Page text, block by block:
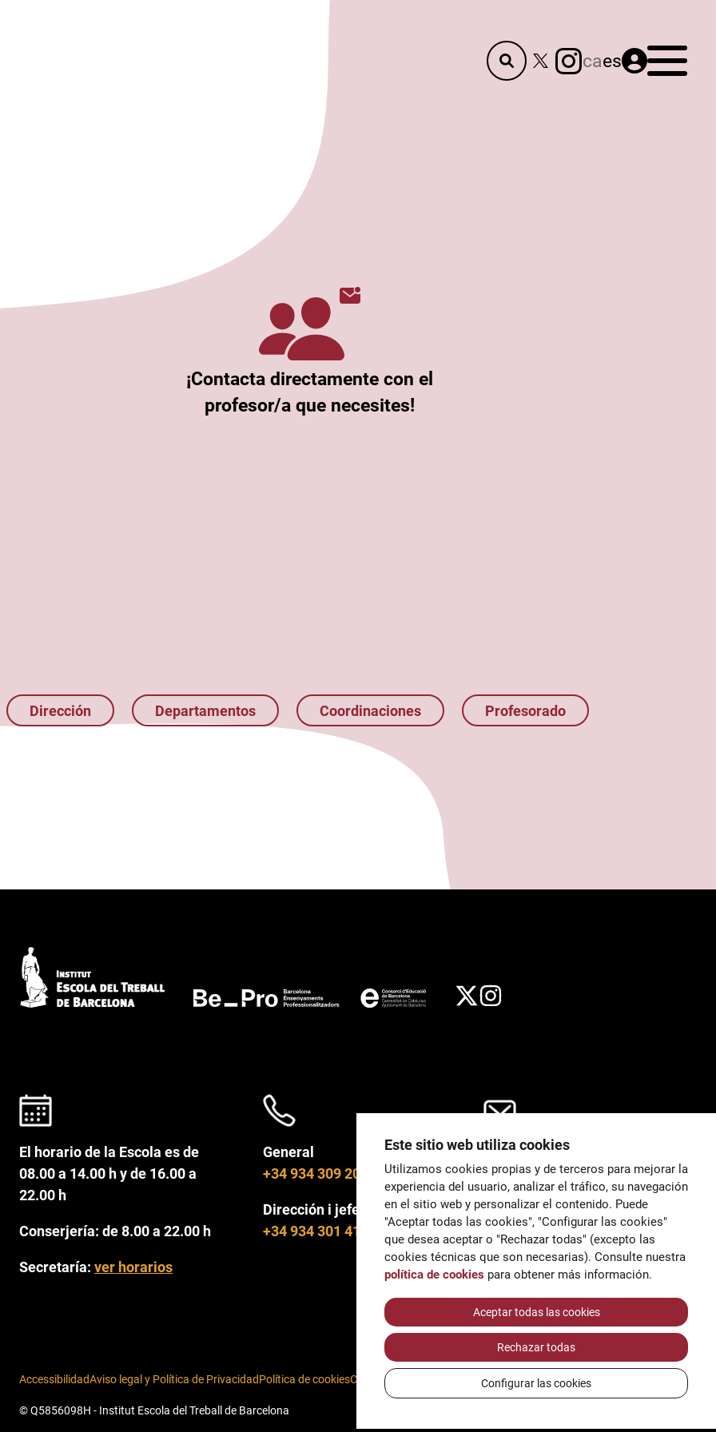
caes Menú
¡Contacta directamente con el
profesor/a que necesites!
Dirección Departamentos Coordinaciones Profesorado
El horario de la Escola es de
08.00 a 14.00 h y de 16.00 a
22.00 h
Conserjería: de 8.00 a 22.00 h
Secretaría: ver horarios
General
+34 934 309 200
Dirección i jefes de estudio
+34 934 301 415
General
correu@escoladeltreball.org
Información
informacio@escoladeltreball.o
rg
AccessibilidadAviso legal y Política de PrivacidadPolítica de cookiesCréditos
© Q5856098H - Institut Escola del Treball de Barcelona
Este sitio web utiliza cookies
Utilizamos cookies propias y de terceros para mejorar la
experiencia del usuario, analizar el tráfico, su navegación
en el sitio web y personalizar el contenido. Puede
"Aceptar todas las cookies", "Configurar las cookies"
que desea aceptar o "Rechazar todas" (excepto las
cookies técnicas que son necesarias). Consulte nuestra
política de cookies para obtener más información.
Aceptar todas las cookies
Rechazar todas
Configurar las cookies